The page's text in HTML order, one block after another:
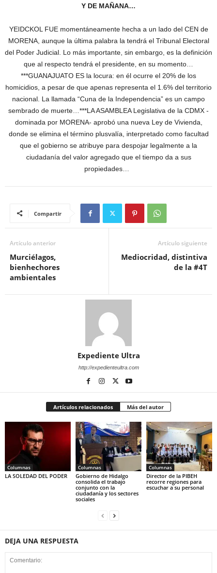
Y DE MAÑANA…
YEIDCKOL FUE momentáneamente hecha a un lado del CEN de
MORENA, aunque la última palabra la tendrá el Tribunal Electoral
del Poder Judicial. Lo más importante, sin embargo, es la definición
que al respecto tendrá el presidente, en su momento…
***GUANAJUATO ES la locura: en él ocurre el 20% de los
homicidios, a pesar de que apenas representa el 1.6% del territorio
nacional. La llamada “Cuna de la Independencia” es un campo
sembrado de muerte…***LA ASAMBLEA Legislativa de la CDMX -
dominada por MORENA- aprobó una nueva Ley de Vivienda,
donde se elimina el término plusvalía, interpretado como facultad
que el gobierno se atribuye para despojar legalmente a la
ciudadanía del valor agregado que el tiempo da a sus
propiedades…
Compartir
Artículo anterior
Murciélagos,
bienhechores
ambientales
Artículo siguiente
Mediocridad, distintiva
de la #4T
Expediente Ultra
http://expedienteultra.com
Artículos relacionados Más del autor
Columnas
LA SOLEDAD DEL PODER
Columnas
Gobierno de Hidalgo
consolida el trabajo
conjunto con la
ciudadanía y los sectores
sociales
Columnas
Director de la PIBEH
recorre regiones para
escuchar a su personal
DEJA UNA RESPUESTA